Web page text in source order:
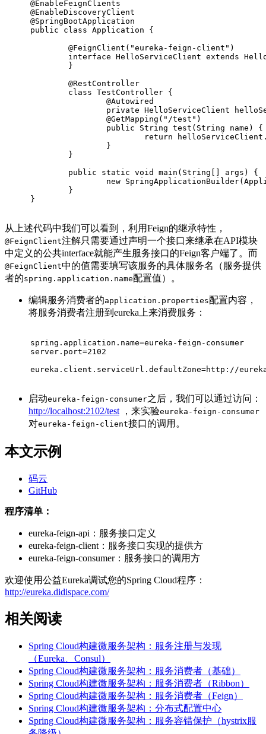
@EnableFeignClients
@EnableDiscoveryClient
@SpringBootApplication
public
class Application
{
@FeignClient ( "eureka-feign-client" )
interface HelloServiceClient extends
	}
@RestController
class TestController {
@Autowired
private HelloServiceClient
@GetMapping ( "/test" )
public String test (String name)
{
return
		}
	}
public
static void main (String[] args)
{
new
	}
}
从上述代码中我们可以看到，利用Feign的继承特性，
@FeignClient注解只需要通过声明一个接口来继承在API模块
中定义的公共interface就能产生服务接口的Feign客户端了。而
@FeignClient中的值需要填写该服务的具体服务名（服务提供
者的spring.application.name配置值）。
编辑服务消费者的application.properties配置内容，
将服务消费者注册到eureka上来消费服务：
spring.application.name=eureka-feign-consumer
server.port=2102
eureka.client.serviceUrl.defaultZone=http://
启动eureka-feign-consumer之后，我们可以通过访问：
http://localhost:2102/test ，来实验eureka-feign-consumer
对eureka-feign-client接口的调用。
本文示例
码云
GitHub
程序清单：
eureka-feign-api：服务接口定义
eureka-feign-client：服务接口实现的提供方
eureka-feign-consumer：服务接口的调用方
欢迎使用公益Eureka调试您的Spring Cloud程序：
http://eureka.didispace.com/
相关阅读
Spring Cloud构建微服务架构：服务注册与发现
（Eureka、Consul）
Spring Cloud构建微服务架构：服务消费者（基础）
Spring Cloud构建微服务架构：服务消费者（Ribbon）
Spring Cloud构建微服务架构：服务消费者（Feign）
Spring Cloud构建微服务架构：分布式配置中心
Spring Cloud构建微服务架构：服务容错保护（hystrix服